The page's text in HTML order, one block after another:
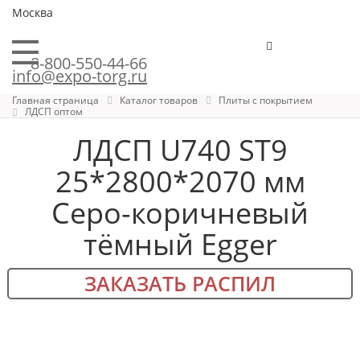
Москва
8-800-550-44-66
info@expo-torg.ru
Главная страница Каталог товаров
Плиты с покрытием
ЛДСП оптом
ЛДСП U740 ST9
25*2800*2070 мм
Cеро-коричневый
тёмный Egger
ЗАКАЗАТЬ РАСПИЛ